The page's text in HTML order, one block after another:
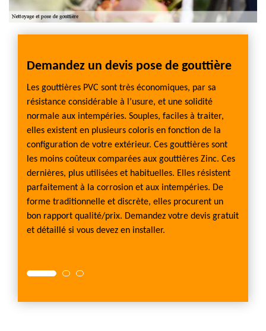
Demandez un devis pose de gouttière
Les gouttières PVC sont très économiques, par sa
résistance considérable à l’usure, et une solidité
normale aux intempéries. Souples, faciles à traiter,
elles existent en plusieurs coloris en fonction de la
configuration de votre extérieur. Ces gouttières sont
les moins coûteux comparées aux gouttières Zinc. Ces
dernières, plus utilisées et habituelles. Elles résistent
parfaitement à la corrosion et aux intempéries. De
forme traditionnelle et discrète, elles procurent un
bon rapport qualité/prix. Demandez votre devis gratuit
et détaillé si vous devez en installer.